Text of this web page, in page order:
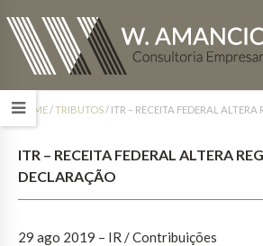
HOME/TRIBUTOS/ ITR – RECEITA FEDERAL ALTERA
ITR – RECEITA FEDERAL ALTERA
DECLARAÇÃO
29 ago 2019 – IR / Contribuições